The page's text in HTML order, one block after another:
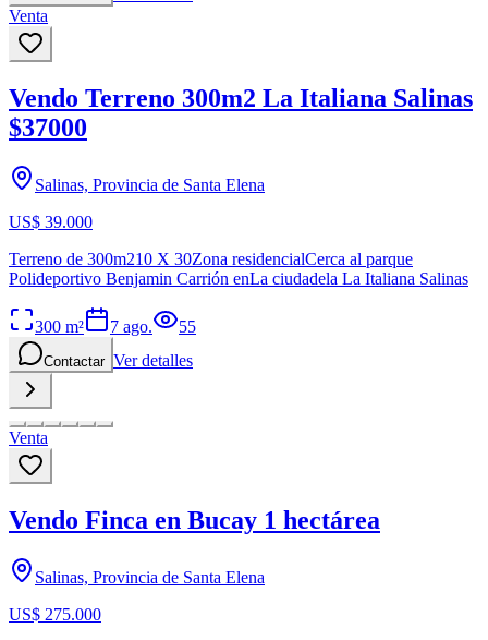
Venta
Vendo Terreno 300m2 La Italiana Salinas
$37000
Salinas, Provincia de Santa Elena
US$ 39.000
Terreno de 300m210 X 30Zona residencialCerca al parque
Polideportivo Benjamin Carrión enLa ciudadela La Italiana Salinas
300 m² 7 ago. 55
Contactar Ver detalles
Venta
Vendo Finca en Bucay 1 hectárea
Salinas, Provincia de Santa Elena
US$ 275.000